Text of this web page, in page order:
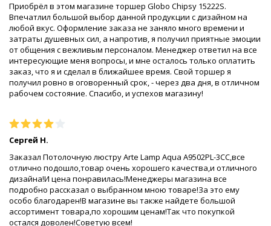
Приобрёл в этом магазине торшер Globo Chipsy 15222S.
Впечатлил большой выбор данной продукции с дизайном на
любой вкус. Оформление заказа не заняло много времени и
затраты душевных сил, а напротив, я получил приятные эмоции
от общения с вежливым персоналом. Менеджер ответил на все
интересующие меня вопросы, и мне осталось только оплатить
заказ, что я и сделал в ближайшее время. Свой торшер я
получил ровно в оговоренный срок, - через два дня, в отличном
рабочем состояние. Спасибо, и успехов магазину!
Сергей Н.
Заказал Потолочную люстру Arte Lamp Aqua A9502PL-3CC,все
отлично подошло,товар очень хорошего качества,и отличного
дизайна!И цена понравилась!Менеджеры магазина все
подробно рассказал о выбранном мною товаре!За это ему
особо благодарен!В магазине вы также найдете большой
ассортимент товара,по хорошим ценам!Так что покупкой
остался доволен!Советую всем!